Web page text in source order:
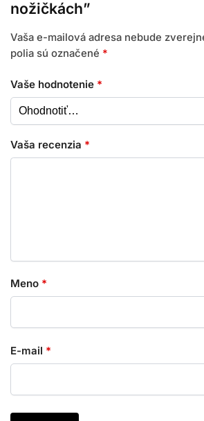
nožičkách”
Vaša e-mailová adresa nebude
polia sú označené *
Vaše hodnotenie *
Vaša recenzia *
Meno *
E-mail *